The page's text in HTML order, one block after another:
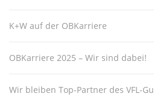
K+W auf der OBKarriere
OBKarriere 2025 – Wir sind dabei!
Wir bleiben Top-Partner des VFL-